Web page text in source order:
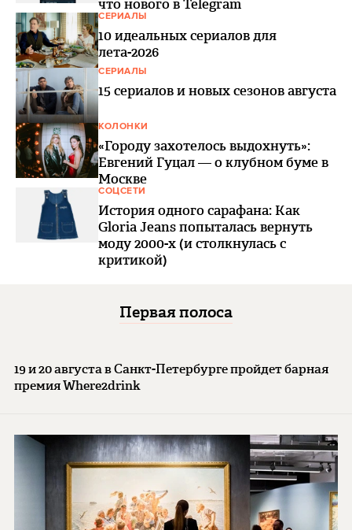
что нового в Telegram
СЕРИАЛЫ
10 идеальных сериалов для
лета-2026
СЕРИАЛЫ
15 сериалов и новых сезонов августа
КОЛОНКИ
«Городу захотелось выдохнуть»:
Евгений Гуцал — о клубном буме в
Москве
СОЦСЕТИ
История одного сарафана: Как
Gloria Jeans попыталась вернуть
моду 2000-х (и столкнулась с
критикой)
Первая полоса
19 и 20 августа в Санкт-Петербурге пройдет барная
премия Where2drink